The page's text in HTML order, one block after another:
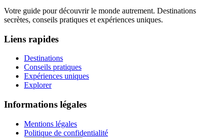
Votre guide pour découvrir le monde autrement. Destinations
secrètes, conseils pratiques et expériences uniques.
Liens rapides
Destinations
Conseils pratiques
Expériences uniques
Explorer
Informations légales
Mentions légales
Politique de confidentialité